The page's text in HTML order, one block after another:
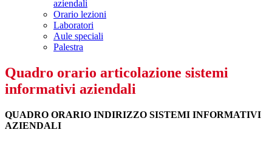
aziendali
Orario lezioni
Laboratori
Aule speciali
Palestra
Quadro orario articolazione sistemi
informativi aziendali
QUADRO ORARIO INDIRIZZO SISTEMI INFORMATIVI
AZIENDALI